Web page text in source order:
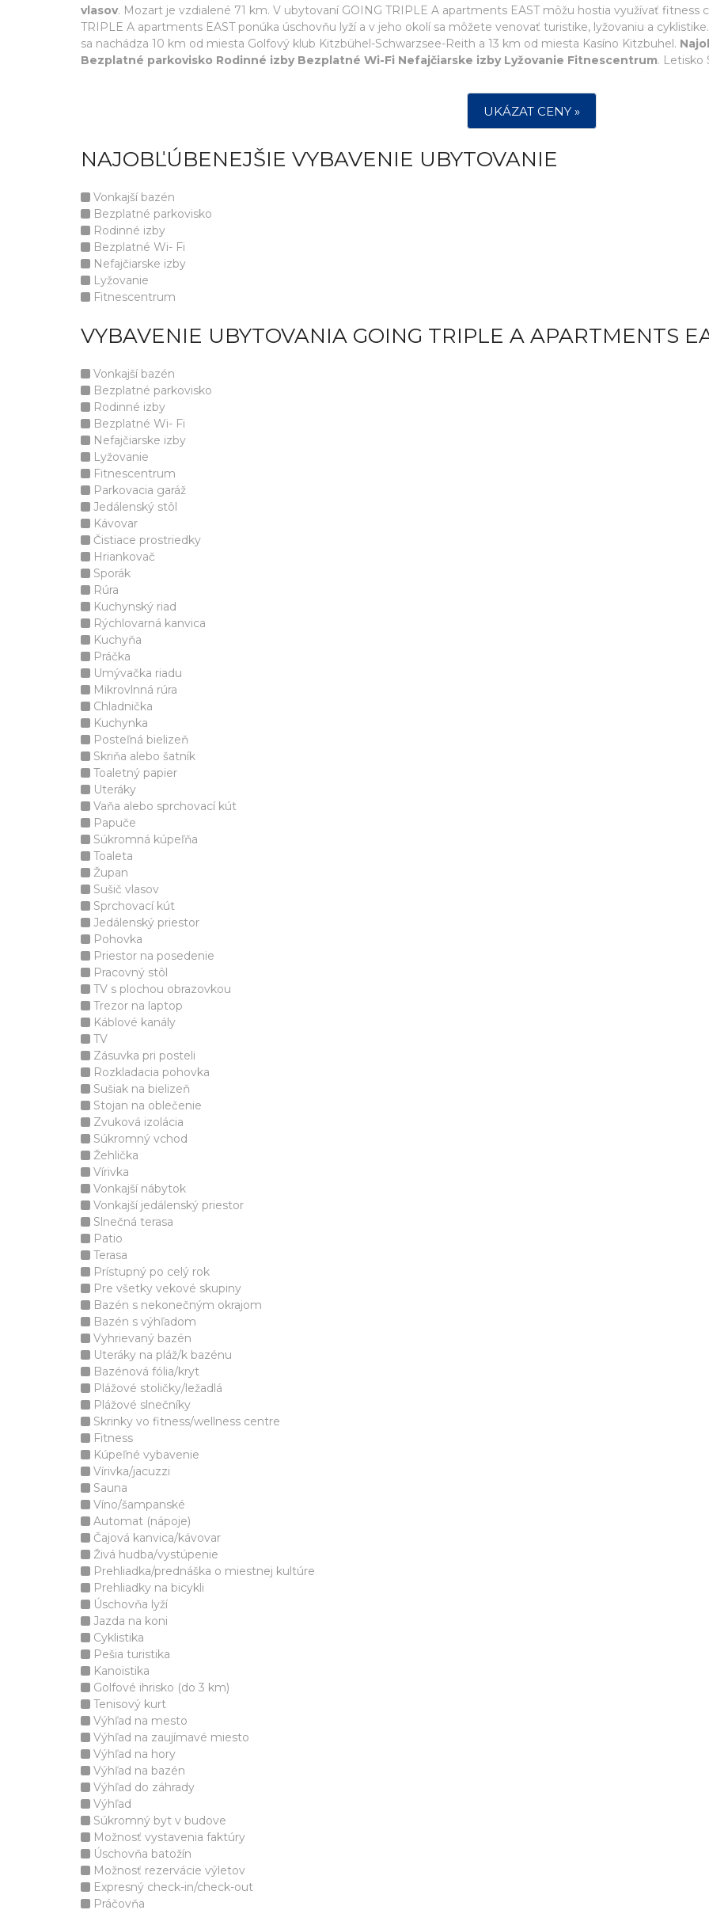
vlasov. Mozart je vzdialené 71 km. V ubytovaní GOING TRIPLE A apartments EAST môžu hostia využívať fitness
TRIPLE A apartments EAST ponúka úschovňu lyží a v jeho okolí sa môžete venovať turistike, lyžovaniu a
sa nachádza 10 km od miesta Golfový klub Kitzbühel-Schwarzsee-Reith a 13 km od miesta Kasíno Kitzbuhel.
Bezplatné parkovisko Rodinné izby Bezplatné Wi-Fi Nefajčiarske izby Lyžovanie Fitnescentrum. Letisko
UKÁZAT CENY »
NAJOBĽÚBENEJŠIE VYBAVENIE UBYTOVANIE
Vonkajší bazén
Bezplatné parkovisko
Rodinné izby
Bezplatné Wi- Fi
Nefajčiarske izby
Lyžovanie
Fitnescentrum
VYBAVENIE UBYTOVANIA GOING TRIPLE A APARTMENTS
Vonkajší bazén
Bezplatné parkovisko
Rodinné izby
Bezplatné Wi- Fi
Nefajčiarske izby
Lyžovanie
Fitnescentrum
Parkovacia garáž
Jedálenský stôl
Kávovar
Čistiace prostriedky
Hriankovač
Sporák
Rúra
Kuchynský riad
Rýchlovarná kanvica
Kuchyňa
Práčka
Umývačka riadu
Mikrovlnná rúra
Chladnička
Kuchynka
Posteľná bielizeň
Skriňa alebo šatník
Toaletný papier
Uteráky
Vaňa alebo sprchovací kút
Papuče
Súkromná kúpeľňa
Toaleta
Župan
Sušič vlasov
Sprchovací kút
Jedálenský priestor
Pohovka
Priestor na posedenie
Pracovný stôl
TV s plochou obrazovkou
Trezor na laptop
Káblové kanály
TV
Zásuvka pri posteli
Rozkladacia pohovka
Sušiak na bielizeň
Stojan na oblečenie
Zvuková izolácia
Súkromný vchod
Žehlička
Vírivka
Vonkajší nábytok
Vonkajší jedálenský priestor
Slnečná terasa
Patio
Terasa
Prístupný po celý rok
Pre všetky vekové skupiny
Bazén s nekonečným okrajom
Bazén s výhľadom
Vyhrievaný bazén
Uteráky na pláž/k bazénu
Bazénová fólia/kryt
Plážové stoličky/ležadlá
Plážové slnečníky
Skrinky vo fitness/wellness centre
Fitness
Kúpeľné vybavenie
Vírivka/jacuzzi
Sauna
Víno/šampanské
Automat (nápoje)
Čajová kanvica/kávovar
Živá hudba/vystúpenie
Prehliadka/prednáška o miestnej kultúre
Prehliadky na bicykli
Úschovňa lyží
Jazda na koni
Cyklistika
Pešia turistika
Kanoistika
Golfové ihrisko (do 3 km)
Tenisový kurt
Výhľad na mesto
Výhľad na zaujímavé miesto
Výhľad na hory
Výhľad na bazén
Výhľad do záhrady
Výhľad
Súkromný byt v budove
Možnosť vystavenia faktúry
Úschovňa batožín
Možnosť rezervácie výletov
Expresný check-in/check-out
Práčovňa